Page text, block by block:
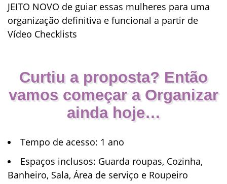
JEITO NOVO de guiar essas mulheres para uma
organização definitiva e funcional a partir de
Vídeo Checklists
Curtiu a proposta? Então
vamos começar a Organizar
ainda hoje…
Tempo de acesso: 1 ano
Espaços inclusos: Guarda roupas, Cozinha,
Banheiro, Sala, Área de serviço e Roupeiro